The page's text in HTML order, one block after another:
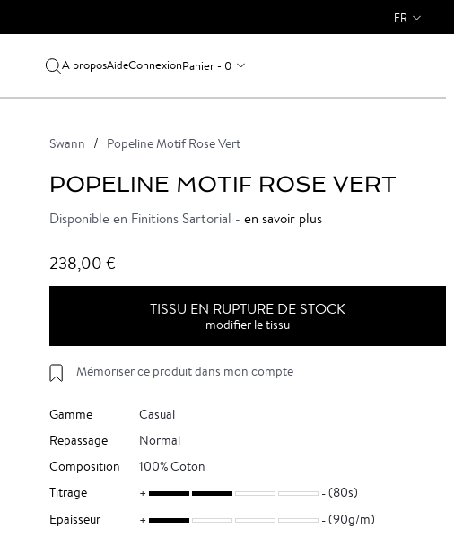
FR
A proposAideConnexionPanier - 0
Swann Popeline Motif Rose Vert
POPELINE MOTIF ROSE VERT
Disponible en Finitions Sartorial - en savoir plus
238,00 €
TISSU EN RUPTURE DE STOCK
modifier le tissu
Mémoriser ce produit dans mon compte
Gamme
Casual
Repassage
Normal
Composition
100% Coton
Titrage
(80s)
Epaisseur
(90g/m)